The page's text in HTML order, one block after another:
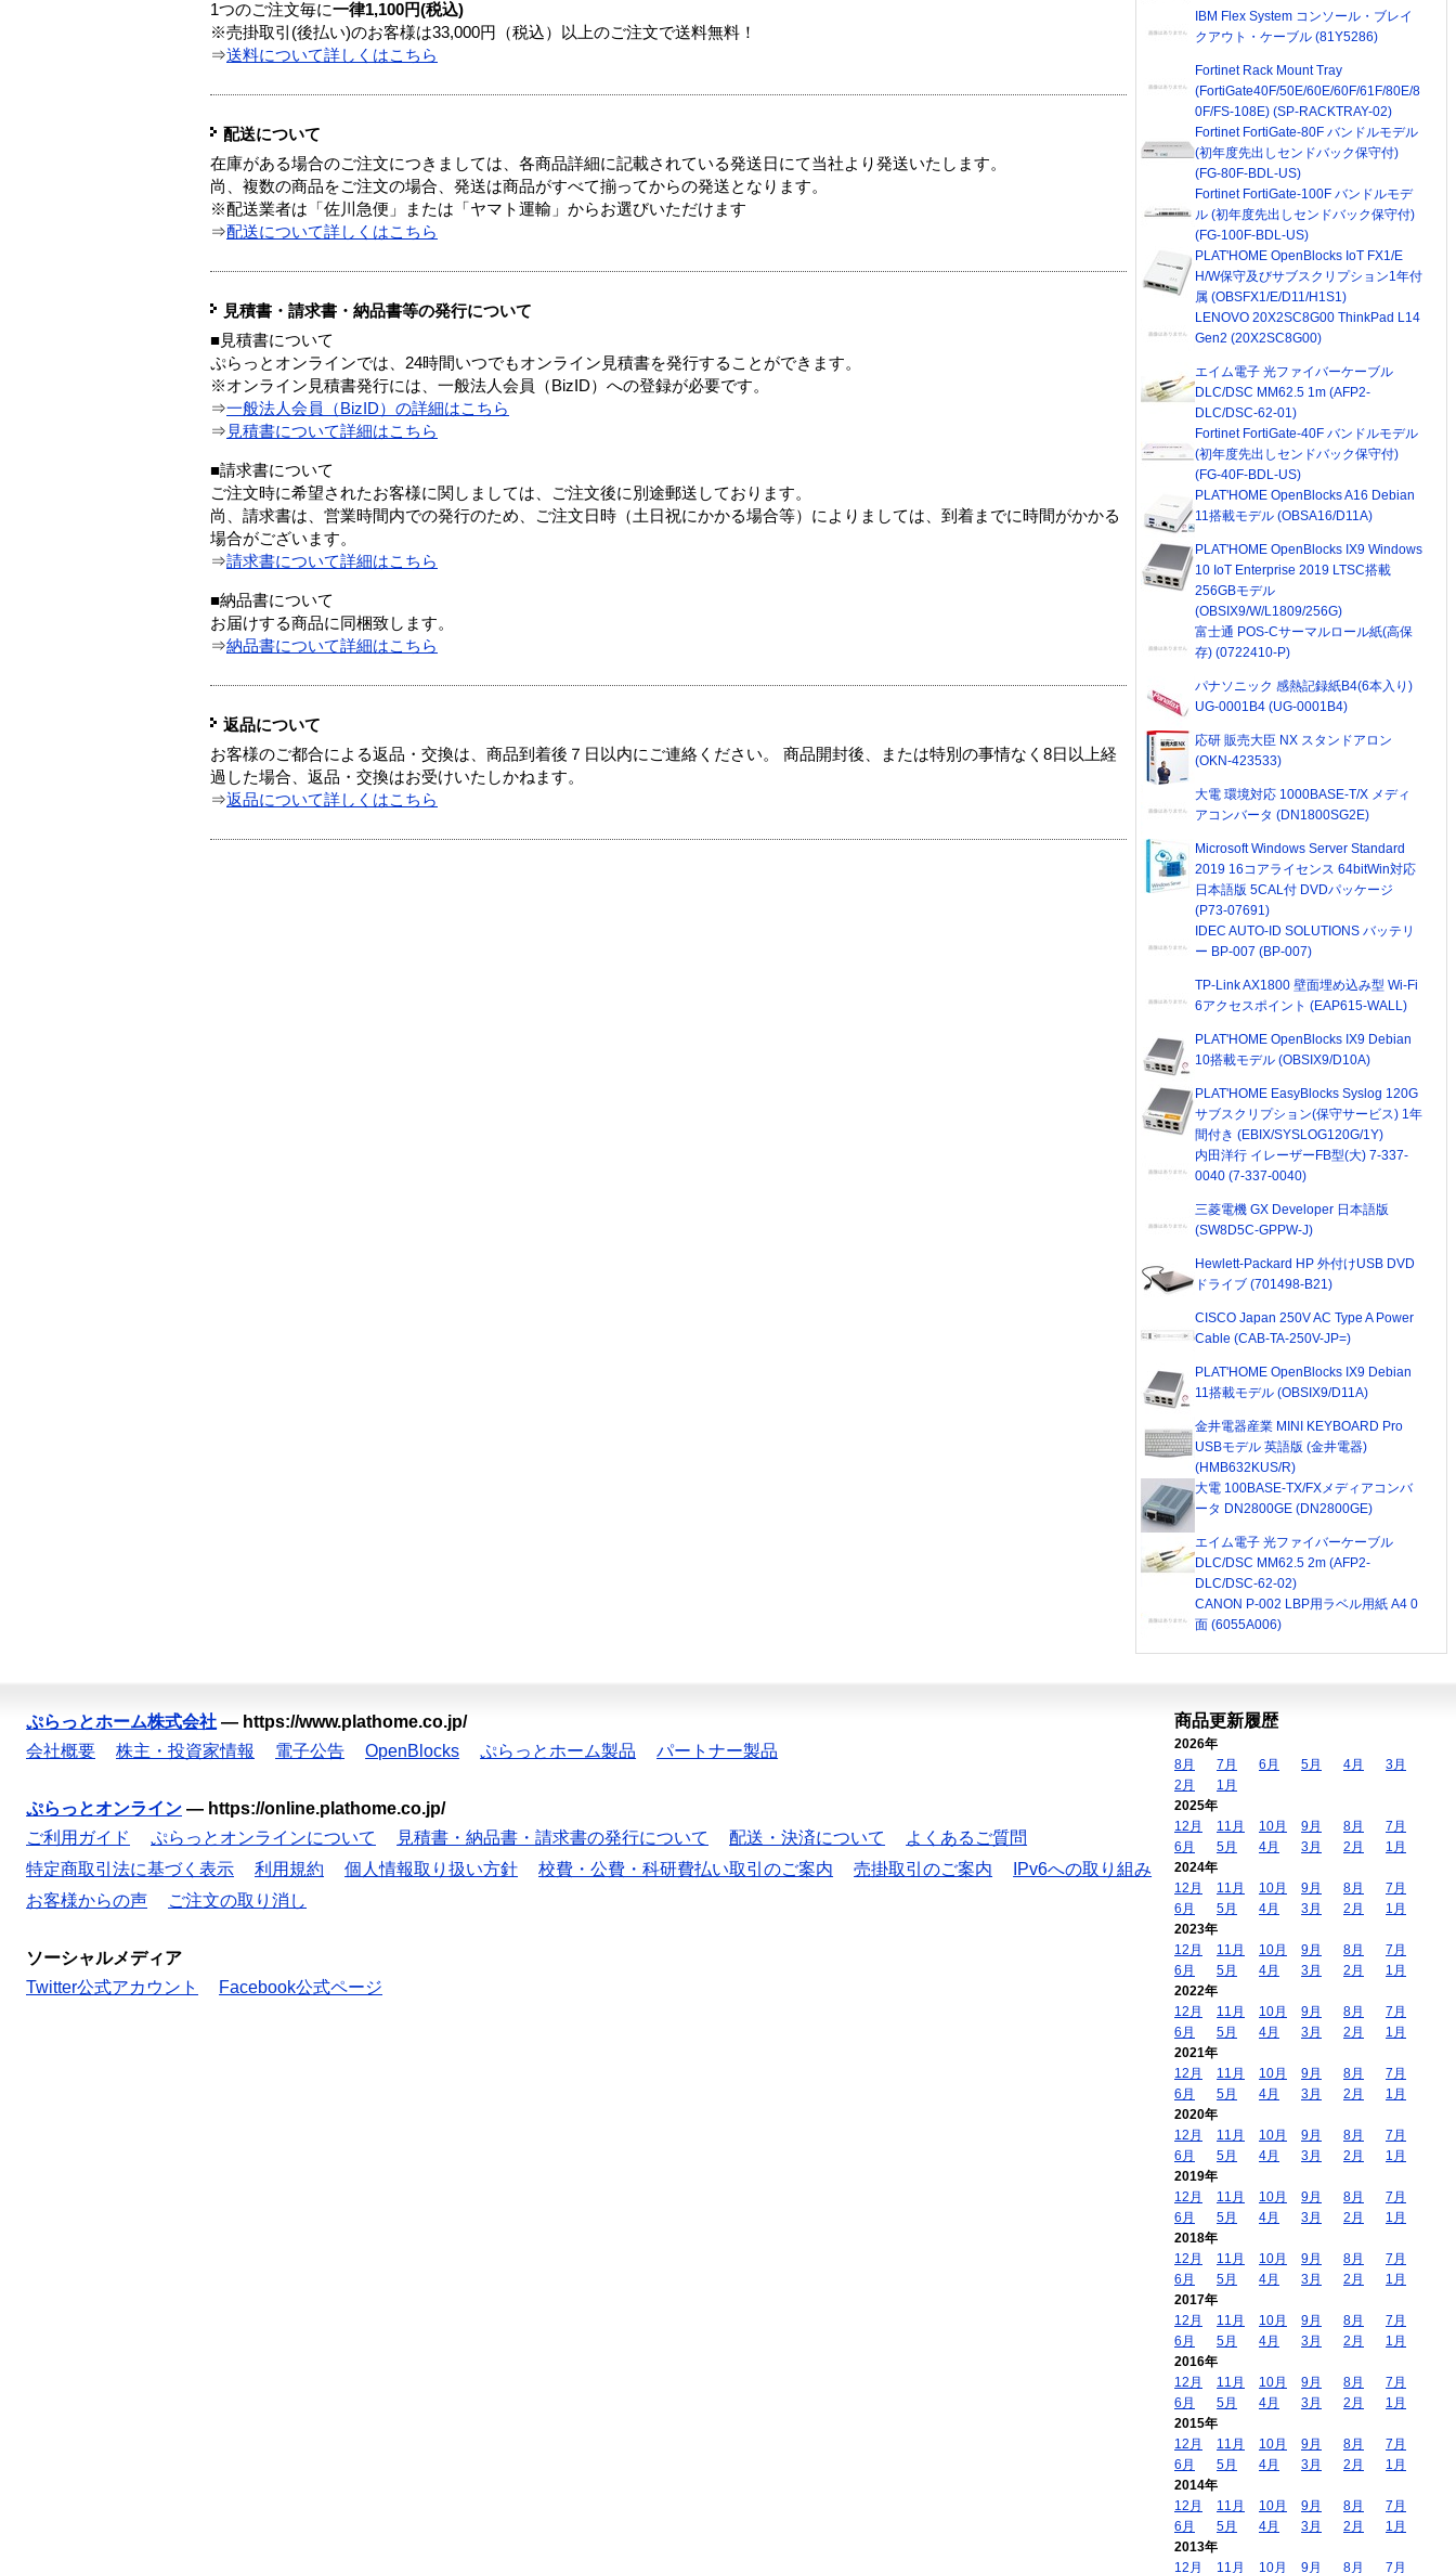
1つのご注文毎に一律1,100円(税込)
※売掛取引(後払い)のお客様は33,000円（税込）以上のご注文で送料無料！
⇒送料について詳しくはこちら
配送について
在庫がある場合のご注文につきましては、各商品詳細に記載されている発送日にて当社より発送いたします。
尚、複数の商品をご注文の場合、発送は商品がすべて揃ってからの発送となります。
※配送業者は「佐川急便」または「ヤマト運輸」からお選びいただけます
⇒配送について詳しくはこちら
見積書・請求書・納品書等の発行について
■見積書について
ぷらっとオンラインでは、24時間いつでもオンライン見積書を発行することができます。
※オンライン見積書発行には、一般法人会員（BizID）への登録が必要です。
⇒一般法人会員（BizID）の詳細はこちら
⇒ 見積書について詳細はこちら
■請求書について
ご注文時に希望されたお客様に関しましては、ご注文後に別途郵送しております。
尚、請求書は、営業時間内での発行のため、ご注文日時（土日祝にかかる場合等）によりましては、到着までに時間がかかる
場合がございます。
⇒請求書について詳細はこちら
■納品書について
お届けする商品に同梱致します。
⇒納品書について詳細はこちら
返品について
お客様のご都合による返品・交換は、商品到着後７日以内にご連絡ください。 商品開封後、または特別の事情なく8日以上経
過した場合、返品・交換はお受けいたしかねます。
⇒返品について詳しくはこちら
IBM Flex System コンソール・ブレイ
クアウト・ケーブル (81Y5286)
Fortinet Rack Mount Tray
(FortiGate40F/50E/60E/60F/61F/80E/8
0F/FS-108E) (SP-RACKTRAY-02)
Fortinet FortiGate-80F バンドルモデル
(初年度先出しセンドバック保守付)
(FG-80F-BDL-US)
Fortinet FortiGate-100F バンドルモデ
ル (初年度先出しセンドバック保守付)
(FG-100F-BDL-US)
PLAT'HOME OpenBlocks IoT FX1/E
H/W保守及びサブスクリプション1年付
属 (OBSFX1/E/D11/H1S1)
LENOVO 20X2SC8G00 ThinkPad L14
Gen2 (20X2SC8G00)
エイム電子 光ファイバーケーブル
DLC/DSC MM62.5 1m (AFP2-
DLC/DSC-62-01)
Fortinet FortiGate-40F バンドルモデル
(初年度先出しセンドバック保守付)
(FG-40F-BDL-US)
PLAT'HOME OpenBlocks A16 Debian
11搭載モデル (OBSA16/D11A)
PLAT'HOME OpenBlocks IX9 Windows
10 IoT Enterprise 2019 LTSC搭載
256GBモデル
(OBSIX9/W/L1809/256G)
富士通 POS-Cサーマルロール紙(高保
存) (0722410-P)
パナソニック 感熱記録紙B4(6本入り)
UG-0001B4 (UG-0001B4)
応研 販売大臣 NX スタンドアロン
(OKN-423533)
大電 環境対応 1000BASE-T/X メディ
アコンバータ (DN1800SG2E)
Microsoft Windows Server Standard
2019 16コアライセンス 64bitWin対応
日本語版 5CAL付 DVDパッケージ
(P73-07691)
IDEC AUTO-ID SOLUTIONS バッテリ
ー BP-007 (BP-007)
TP-Link AX1800 壁面埋め込み型 Wi-Fi
6アクセスポイント (EAP615-WALL)
PLAT'HOME OpenBlocks IX9 Debian
10搭載モデル (OBSIX9/D10A)
PLAT'HOME EasyBlocks Syslog 120G
サブスクリプション(保守サービス) 1年
間付き (EBIX/SYSLOG120G/1Y)
内田洋行 イレーザーFB型(大) 7-337-
0040 (7-337-0040)
三菱電機 GX Developer 日本語版
(SW8D5C-GPPW-J)
Hewlett-Packard HP 外付けUSB DVD
ドライブ (701498-B21)
CISCO Japan 250V AC Type A Power
Cable (CAB-TA-250V-JP=)
PLAT'HOME OpenBlocks IX9 Debian
11搭載モデル (OBSIX9/D11A)
金井電器産業 MINI KEYBOARD Pro
USBモデル 英語版 (金井電器)
(HMB632KUS/R)
大電 100BASE-TX/FXメディアコンバ
ータ DN2800GE (DN2800GE)
エイム電子 光ファイバーケーブル
DLC/DSC MM62.5 2m (AFP2-
DLC/DSC-62-02)
CANON P-002 LBP用ラベル用紙 A4 0
面 (6055A006)
ぷらっとホーム株式会社 — https://www.plathome.co.jp/
会社概要
株主・投資家情報 電子公告 OpenBlocks ぷらっとホーム製品 パートナー製品
ぷらっとオンライン — https://online.plathome.co.jp/
ご利用ガイド
ぷらっとオンラインについて 見積書・納品書・請求書の発行について 配送・決済について
よくあるご質問
特定商取引法に基づく表示
利用規約 個人情報取り扱い方針 校費・公費・科研費払い取引のご案内 売掛取引のご案内
IPv6への取り組み
お客様からの声
ご注文の取り消し
ソーシャルメディア
Twitter公式アカウント
Facebook公式ページ
商品更新履歴
2026年
8月
7月 6月 5月 4月
3月
2月
1月
2025年
12月
11月 10月 9月 8月
7月
6月
5月 4月 3月 2月
1月
2024年
12月
11月 10月 9月 8月
7月
6月
5月 4月 3月 2月
1月
2023年
12月
11月 10月 9月 8月
7月
6月
5月 4月 3月 2月
1月
2022年
12月
11月 10月 9月 8月
7月
6月
5月 4月 3月 2月
1月
2021年
12月
11月 10月 9月 8月
7月
6月
5月 4月 3月 2月
1月
2020年
12月
11月 10月 9月 8月
7月
6月
5月 4月 3月 2月
1月
2019年
12月
11月 10月 9月 8月
7月
6月
5月 4月 3月 2月
1月
2018年
12月
11月 10月 9月 8月
7月
6月
5月 4月 3月 2月
1月
2017年
12月
11月 10月 9月 8月
7月
6月
5月 4月 3月 2月
1月
2016年
12月
11月 10月 9月 8月
7月
6月
5月 4月 3月 2月
1月
2015年
12月
11月 10月 9月 8月
7月
6月
5月 4月 3月 2月
1月
2014年
12月
11月 10月 9月 8月
7月
6月
5月 4月 3月 2月
1月
2013年
12月
11月 10月 9月 8月 7月